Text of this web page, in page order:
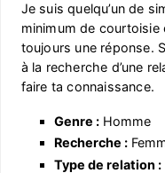
Je suis quelqu’un de
minimum de courtoisie
toujours une réponse.
à la recherche d’une
faire ta connaissance.
Genre :Homme
Recherche :
Type de relation :